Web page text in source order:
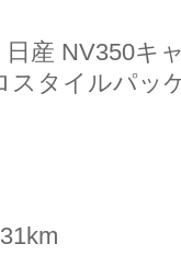
産 NV350キ
スタイルパッ